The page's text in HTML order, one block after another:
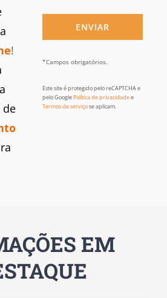
!
de
*Campos obrigatórios.
Este site é protegido pelo reCAPTCHA e
pelo GooglePolítica de privacidadee
Termos de serviçose aplicam.
EM